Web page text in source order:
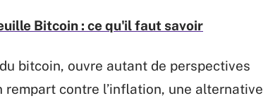
Bitcoin : ce qu'il faut savoir
bitcoin, ouvre autant de perspectives
rempart contre l’inflation, une alternative